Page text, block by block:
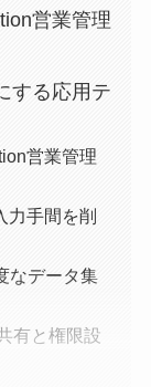
営業管理
する応用テ
営業管理
力手間を削
なデータ集
有と権限設